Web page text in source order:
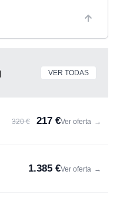
VER TODAS
320 € 217 €Ver oferta →
1.385 €Ver oferta →